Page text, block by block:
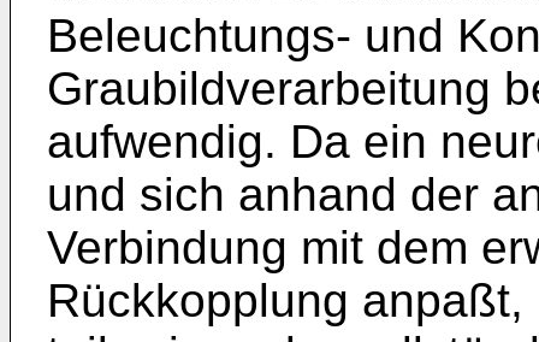
Beleuchtungs- und
Graubildverarbeitung
aufwendig. Da ein
und sich anhand der
Verbindung mit dem
Rückkopplung